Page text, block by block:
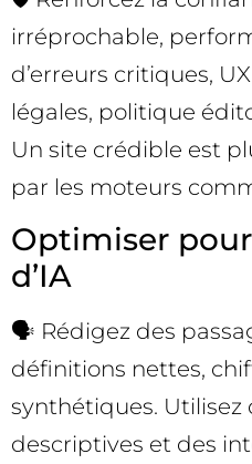
irréprochable,
d’erreurs critiques,
légales, politique
Un site crédible est
par les moteurs
Optimiser
d’IA
🗣️ Rédigez des
définitions nettes,
synthétiques. Utilisez
descriptives et des